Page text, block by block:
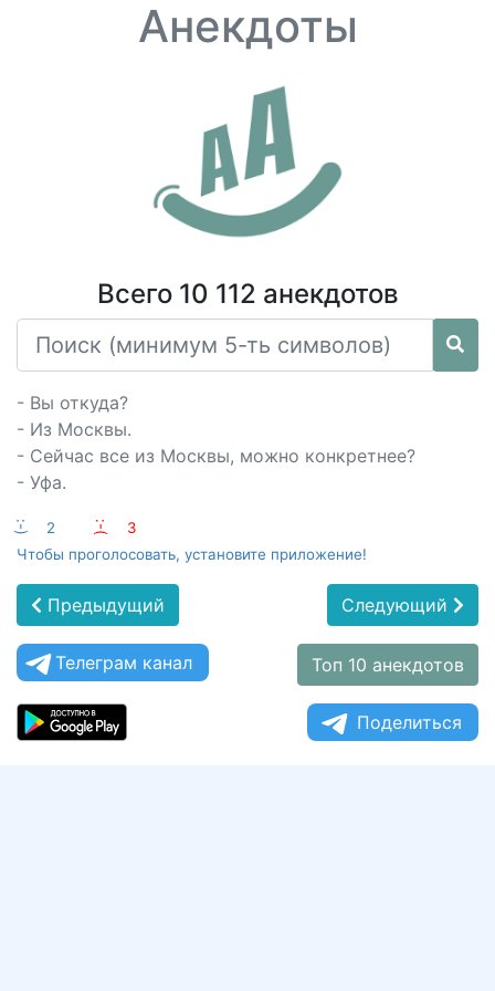
Анекдоты
Всего 10 112 анекдотов
- Вы откуда?
- Из Москвы.
- Сейчас все из Москвы, можно конкретнее?
- Уфа.
:-) 2 :-(
3
Чтобы проголосовать, установите приложение!
Предыдущий Следующий
Телеграм канал Топ 10 анекдотов
Поделиться